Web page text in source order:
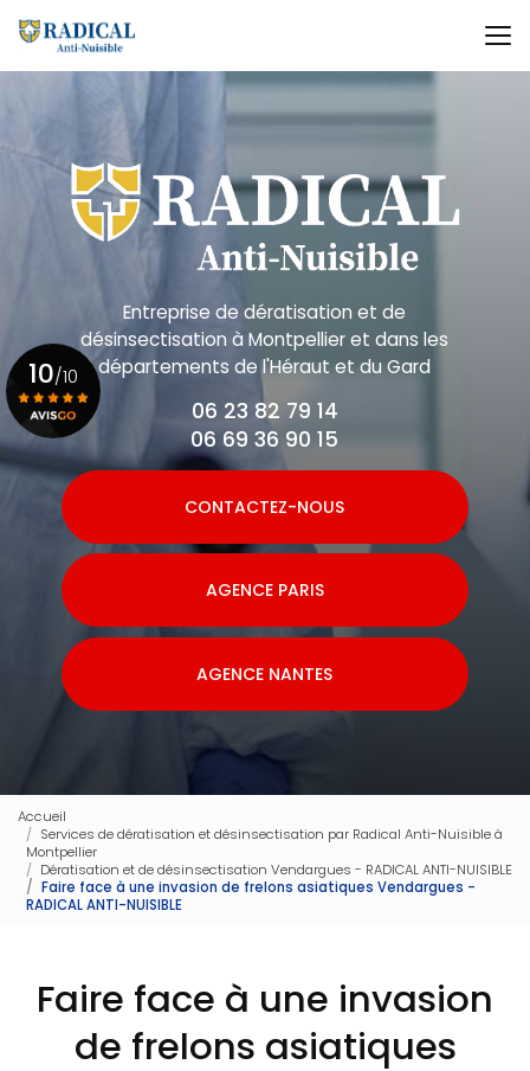
au
contenu
principal
Entreprise de dératisation et de
désinsectisationà Montpellier et dans les
départements de l'Héraut et du Gard
06 23 82 79 14
06 69 36 90 15
CONTACTEZ-NOUS
AGENCE PARIS
AGENCE NANTES
10/10
Voir le certificat
Accueil
Services de dératisation et désinsectisation par Radical Anti-Nuisible à
Montpellier
Dératisation et de désinsectisation Vendargues - RADICAL ANTI-NUISIBLE
Faire face à une invasion de frelons asiatiques Vendargues -
RADICAL ANTI-NUISIBLE
Faire face à une invasion
de frelons asiatiques